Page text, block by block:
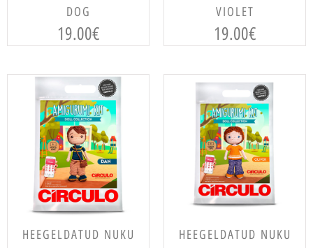
DOG
19.00€
VIOLET
19.00€
LISA KORVI
HEEGELDATUD NUKU
LISA KORVI
HEEGELDATUD NUKU